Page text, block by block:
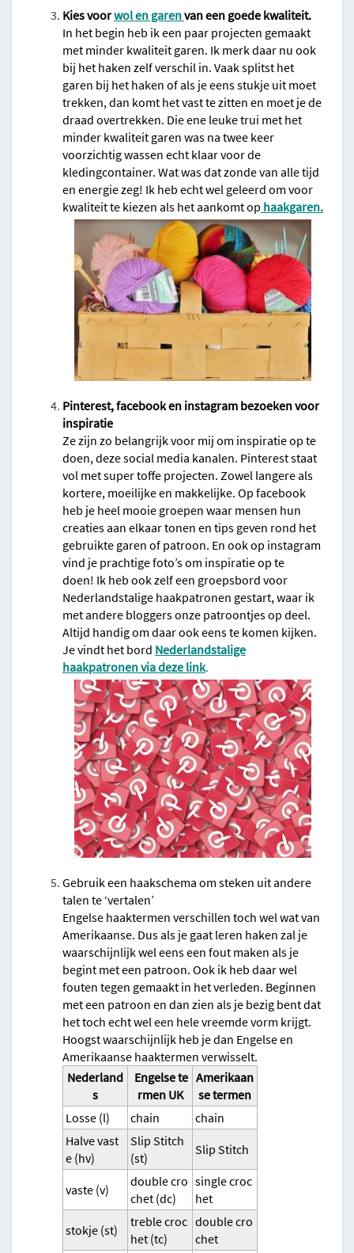
Kies voorwol en garenvan een goede kwaliteit.
In het begin heb ik een paar projecten gemaakt
met minder kwaliteit garen. Ik merk daar nu ook
bij het haken zelf verschil in. Vaak splitst het
garen bij het haken of als je eens stukje uit moet
trekken, dan komt het vast te zitten en moet je de
draad overtrekken. Die ene leuke trui met het
minder kwaliteit garen was na twee keer
voorzichtig wassen echt klaar voor de
kledingcontainer. Wat was dat zonde van alle tijd
en energie zeg! Ik heb echt wel geleerd om voor
kwaliteit te kiezen als het aankomt op haakgaren.
Pinterest, facebook en instagram bezoeken voor
inspiratie
Ze zijn zo belangrijk voor mij om inspiratie op te
doen, deze social media kanalen. Pinterest staat
vol met super toffe projecten. Zowel langere als
kortere, moeilijke en makkelijke. Op facebook
heb je heel mooie groepen waar mensen hun
creaties aan elkaar tonen en tips geven rond het
gebruikte garen of patroon. En ook op instagram
vind je prachtige foto’s om inspiratie op te
doen! Ik heb ook zelf een groepsbord voor
Nederlandstalige haakpatronen gestart, waar ik
met andere bloggers onze patroontjes op deel.
Altijd handig om daar ook eens te komen kijken.
Je vindt het bord Nederlandstalige
haakpatronen via deze link.
Gebruik een haakschema om steken uit andere
talen te ‘vertalen’
Engelse haaktermen verschillen toch wel wat van
Amerikaanse. Dus als je gaat leren haken zal je
waarschijnlijk wel eens een fout maken als je
begint met een patroon. Ook ik heb daar wel
fouten tegen gemaakt in het verleden. Beginnen
met een patroon en dan zien als je bezig bent dat
het toch echt wel een hele vreemde vorm krijgt.
Hoogst waarschijnlijk heb je dan Engelse en
Amerikaanse haaktermen verwisselt.
Nederland
s
Engelse te
rmen UK
Amerikaan
se termen
Losse (l)
chain
chain
Halve vast
e (hv)
Slip Stitch
(st)
Slip Stitch
vaste (v)
double cro
chet (dc)
single croc
het
stokje (st)
treble croc
het (tc)
double cro
chet